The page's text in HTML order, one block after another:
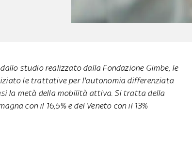
studio realizzato dalla Fondazione Gimbe, le
le trattative per l'autonomia differenziata
la metà della mobilità attiva. Si tratta della
con il 16,5% e del Veneto con il 13%